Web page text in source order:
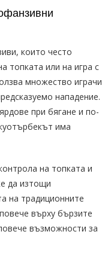
които често
топката или на игра с
множество играчи
нападение.
при бягане и по-
има
на топката и
да изтощи
на традиционните
върху бързите
възможности за